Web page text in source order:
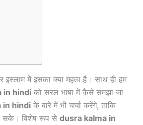
में इसका क्या महत्व है। साथ ही हम
in hindi को सरल भाषा में कैसे समझा जा
in hindi के बारे में भी चर्चा करेंगे, ताकि
सके। विशेष रूप से dusra kalma in